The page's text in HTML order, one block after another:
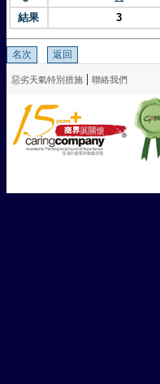
結果
3